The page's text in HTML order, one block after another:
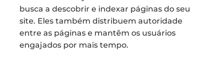
busca a descobrir e indexar páginas do seu
site. Eles também distribuem autoridade
entre as páginas e mantêm os usuários
engajados por mais tempo.